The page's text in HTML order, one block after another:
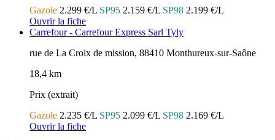
Gazole 2.299 €/L SP95 2.159 €/L SP98 2.199 €/L
Ouvrir la fiche
Carrefour - Carrefour Express Sarl Tyly
rue de La Croix de mission, 88410 Monthureux-sur-Saône
18,4 km
Prix (extrait)
Gazole 2.235 €/L SP95 2.099 €/L SP98 2.169 €/L
Ouvrir la fiche